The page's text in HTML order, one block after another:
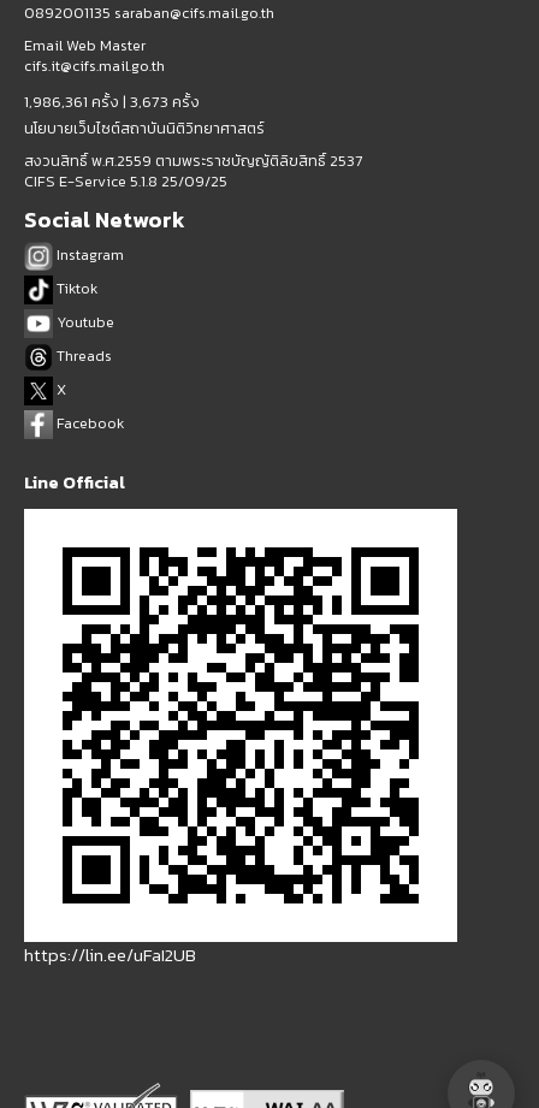
0892001135 saraban@cifs.mail.go.th
Email Web Master
cifs.it@cifs.mail.go.th
1,986,361 ครั้ง | 3,673 ครั้ง
นโยบายเว็บไซต์สถาบันนิติวิทยาศาสตร์
สงวนสิทธิ์ พ.ศ.2559 ตามพระราชบัญญัติลิขสิทธิ์ 2537
CIFS E-Service 5.1.8 25/09/25
Social Network
Instagram
Tiktok
Youtube
Threads
X
Facebook
Line Official
https://lin.ee/uFaI2UB